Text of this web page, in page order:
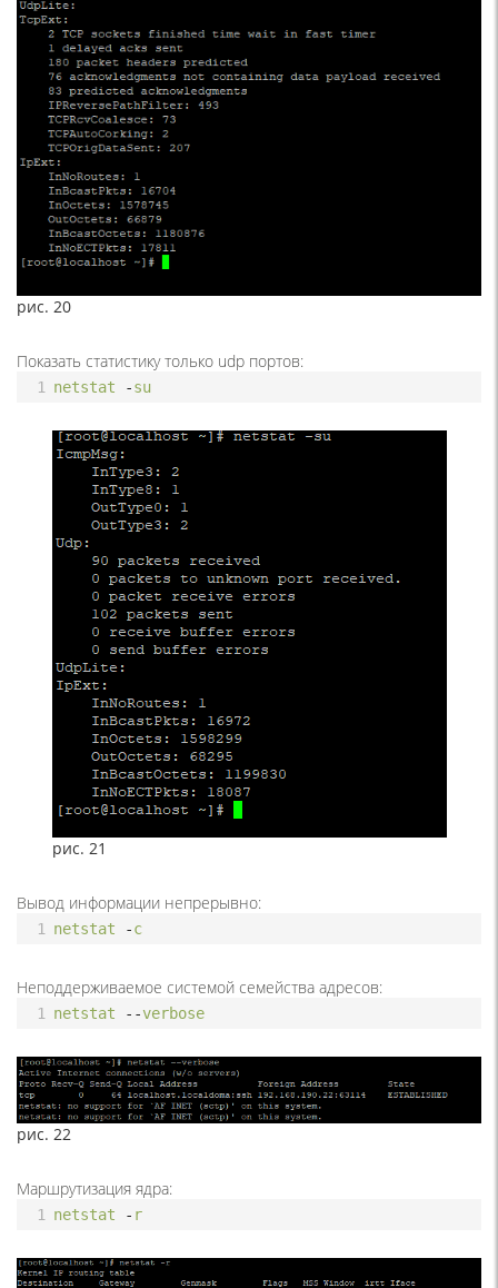
рис. 20
Показать статистику только udp портов:
1 netstat -su
рис. 21
Вывод информации непрерывно:
1 netstat -c
Неподдерживаемое системой семейства адресов:
1 netstat --verbose
рис. 22
Маршрутизация ядра:
1 netstat - r